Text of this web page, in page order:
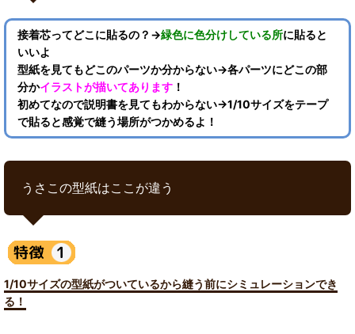
接着芯ってどこに貼るの？→緑色に色分けしている所に貼ると
いいよ
型紙を見てもどこのパーツか分からない→各パーツにどこの部
分かイラストが描いてあります ！
初めてなので説明書を見てもわからない→1/10サイズをテープ
で貼ると感覚で縫う場所がつかめるよ！
うさこの型紙はここが違う
1/10サイズの型紙がついているから縫う前にシミュレーションでき
る！